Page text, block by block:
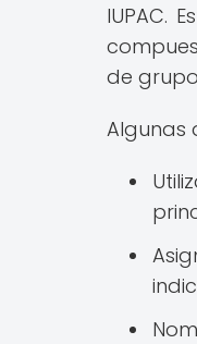
IUPAC.
de
Algunas